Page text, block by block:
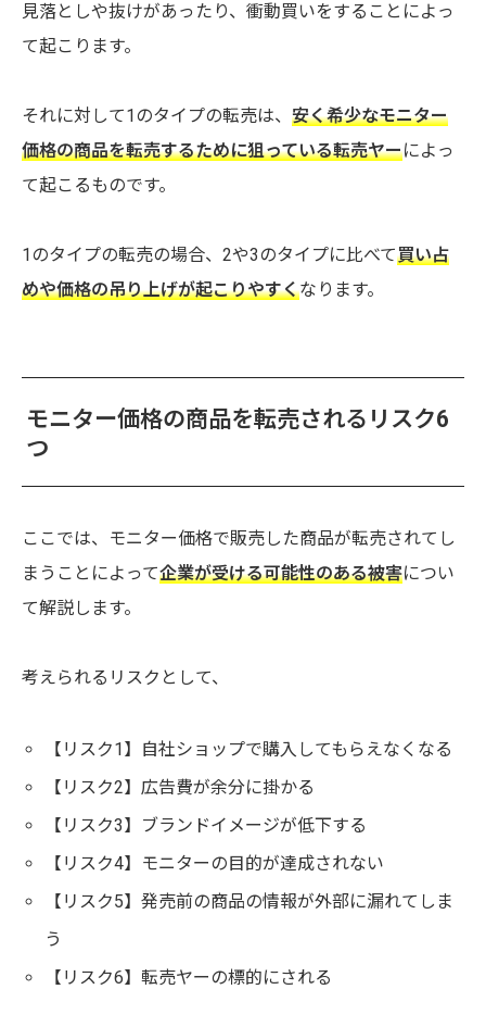
見落としや抜けがあったり、衝動買いをすることによっ
て起こります。
それに対して1のタイプの転売は、 安く希少なモニター
価格の商品を転売するために狙っている転売ヤーによっ
て起こるものです。
1のタイプの転売の場合、2や3のタイプに比べて買い占
めや価格の吊り上げが起こりやすくなります。
モニター価格の商品を転売されるリスク6
つ
ここでは、モニター価格で販売した商品が転売されてし
まうことによって企業が受ける可能性のある被害につい
て解説します。
考えられるリスクとして、
【リスク1】自社ショップで購入してもらえなくなる
【リスク2】広告費が余分に掛かる
【リスク3】ブランドイメージが低下する
【リスク4】モニターの目的が達成されない
【リスク5】発売前の商品の情報が外部に漏れてしま
う
【リスク6】転売ヤーの標的にされる